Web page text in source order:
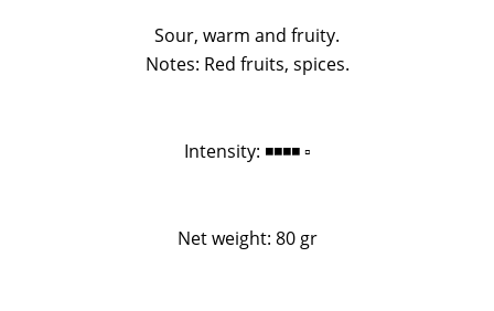
Sour, warm and fruity.
Notes: Red fruits, spices.
Intensity: ◾️◾️◾️◾️ ▫️
Net weight: 80 gr